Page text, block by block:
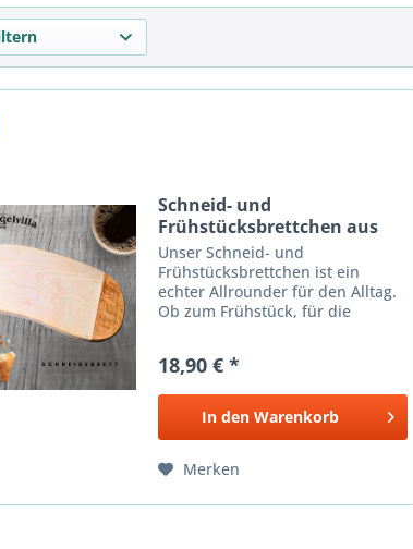
Schneid- und
Frühstücksbrettchen aus
Ahorn und...
Unser Schneid- und
Frühstücksbrettchen ist ein
echter Allrounder für den Alltag.
Ob zum Frühstück, für die
– dieses Brettchen verbindet
Funktionalität mit natürlicher...
18,90 € *
In den Warenkorb
Merken